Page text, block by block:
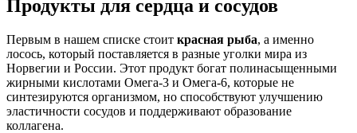
Продукты для сердца и сосудов
Первым в нашем списке стоит красная рыба, а именно
лосось, который поставляется в разные уголки мира из
Норвегии и России. Этот продукт богат полинасыщенными
жирными кислотами Омега-3 и Омега-6, которые не
синтезируются организмом, но способствуют улучшению
эластичности сосудов и поддерживают образование
коллагена.